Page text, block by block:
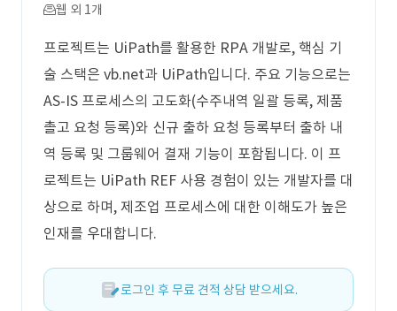
웹 외 1개
프로젝트는 UiPath를 활용한 RPA 개발로, 핵심 기
술 스택은 vb.net과 UiPath입니다. 주요 기능으로는
AS-IS 프로세스의 고도화(수주내역 일괄 등록, 제품
촐고 요청 등록)와 신규 출하 요청 등록부터 출하 내
역 등록 및 그룹웨어 결재 기능이 포함됩니다. 이 프
로젝트는 UiPath REF 사용 경험이 있는 개발자를 대
상으로 하며, 제조업 프로세스에 대한 이해도가 높은
인재를 우대합니다.
로그인 후 무료 견적 상담 받으세요.